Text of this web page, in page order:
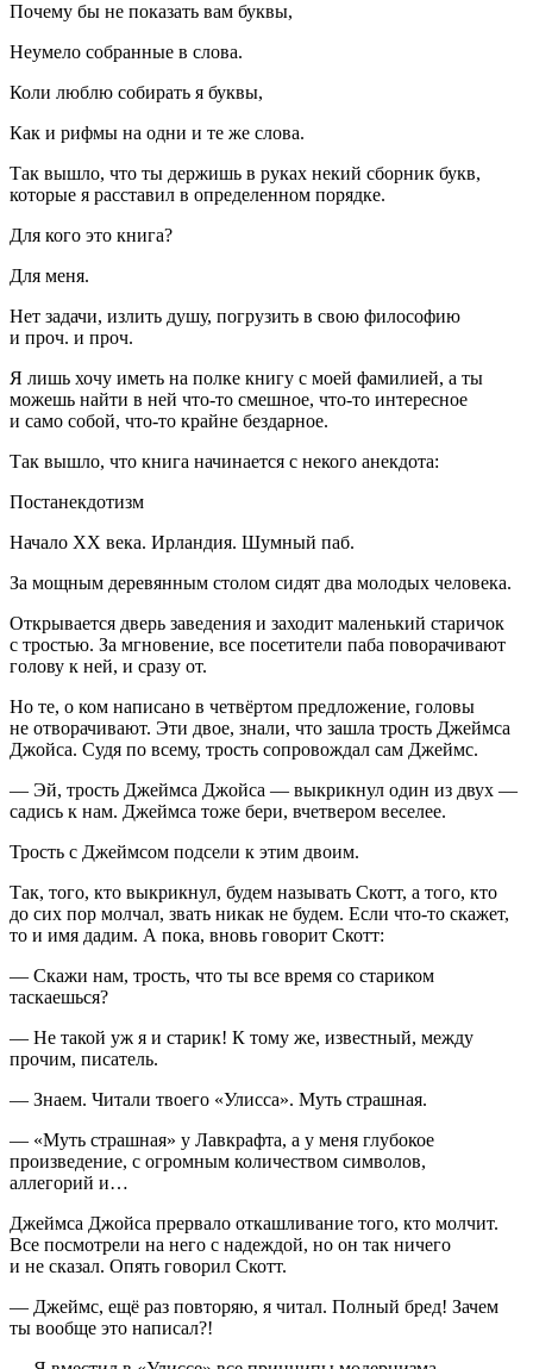
Почему бы не показать вам буквы,
Неумело собранные в слова.
Коли люблю собирать я буквы,
Как и рифмы на одни и те же слова.
Так вышло, что ты держишь в руках некий сборник букв,
которые я расставил в определенном порядке.
Для кого это книга?
Для меня.
Нет задачи, излить душу, погрузить в свою философию
и проч. и проч.
Я лишь хочу иметь на полке книгу с моей фамилией, а ты
можешь найти в ней что-то смешное, что-то интересное
и само собой, что-то крайне бездарное.
Так вышло, что книга начинается с некого анекдота:
Постанекдотизм
Начало XX века. Ирландия. Шумный паб.
За мощным деревянным столом сидят два молодых человека.
Открывается дверь заведения и заходит маленький старичок
с тростью. За мгновение, все посетители паба поворачивают
голову к ней, и сразу от.
Но те, о ком написано в четвёртом предложение, головы
не отворачивают. Эти двое, знали, что зашла трость Джеймса
Джойса. Судя по всему, трость сопровождал сам Джеймс.
— Эй, трость Джеймса Джойса — выкрикнул один из двух —
садись к нам. Джеймса тоже бери, вчетвером веселее.
Трость с Джеймсом подсели к этим двоим.
Так, того, кто выкрикнул, будем называть Скотт, а того, кто
до сих пор молчал, звать никак не будем. Если что-то скажет,
то и имя дадим. А пока, вновь говорит Скотт:
— Скажи нам, трость, что ты все время со стариком
таскаешься?
— Не такой уж я и старик! К тому же, известный, между
прочим, писатель.
— Знаем. Читали твоего «Улисса». Муть страшная.
— «Муть страшная» у Лавкрафта, а у меня глубокое
произведение, с огромным количеством символов,
аллегорий и…
Джеймса Джойса прервало откашливание того, кто молчит.
Все посмотрели на него с надеждой, но он так ничего
и не сказал. Опять говорил Скотт.
— Джеймс, ещё раз повторяю, я читал. Полный бред! Зачем
ты вообще это написал?!